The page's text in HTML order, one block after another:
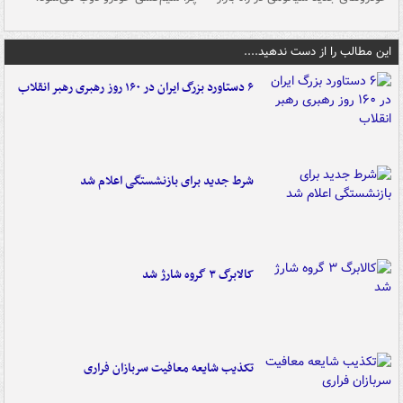
این مطالب را از دست ندهید....
۶ دستاورد بزرگ ایران در ۱۶۰ روز رهبری رهبر انقلاب
شرط جدید برای بازنشستگی اعلام شد
کالابرگ ۳ گروه شارژ شد
تکذیب شایعه معافیت سربازان فراری